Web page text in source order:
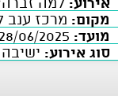
מקום: מרכז ענב
מועד:
סוג אירוע: ישיבה